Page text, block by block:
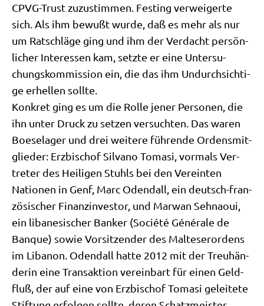
CPVG-Trust zuzu­stim­men. Fest­ing ver­wei­ger­te
sich. Als ihm bewußt wur­de, daß es mehr als nur
um Rat­schlä­ge ging und ihm der Ver­dacht per­sön­
li­cher Inter­es­sen kam, setz­te er eine Unter­su­
chungs­kom­mis­si­on ein, die das ihm Undurch­sich­ti­
ge erhel­len sollte.
Kon­kret ging es um die Rol­le jener Per­so­nen, die
ihn unter Druck zu set­zen ver­such­ten. Das waren
Boe­se­la­ger und drei wei­te­re füh­ren­de Ordens­mit­
glie­der: Erz­bi­schof Sil­va­no Toma­si, vor­mals Ver­
tre­ter des Hei­li­gen Stuhls bei den Ver­ein­ten
Natio­nen in Genf, Marc Odend­all, ein deutsch-fran­
zö­si­scher Finanz­in­ve­stor, und Mar­wan Seh­na­oui,
ein liba­ne­si­scher Ban­ker (Socié­té Géné­ra­le de
Ban­que) sowie Vor­sit­zen­der des Mal­te­ser­or­dens
im Liba­non. Odend­all hat­te 2012 mit der Treu­hän­
de­rin eine Trans­ak­ti­on ver­ein­bart für einen Geld­
fluß, der auf eine von Erz­bi­schof Toma­si gelei­te­te